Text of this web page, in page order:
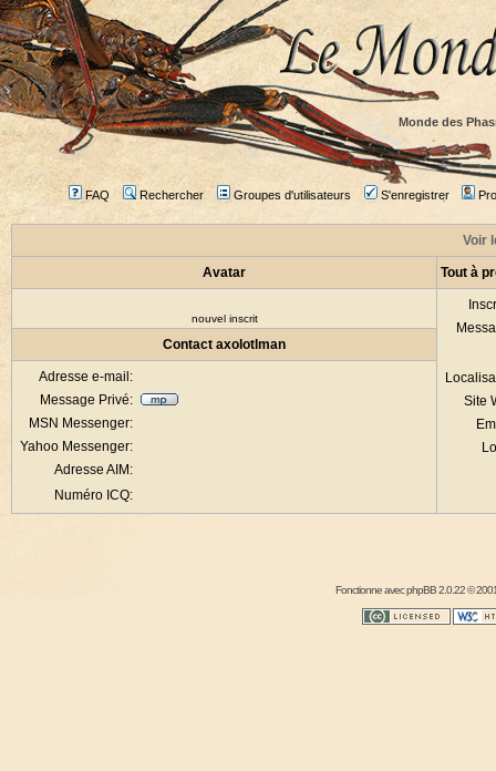
Monde des
FAQ Rechercher Groupes d'utilisateurs S'enregistrer
Voir
Avatar Tout à
nouvel inscrit
Site
Contact axolotlman
Adresse e-mail:
Message Privé:
MSN Messenger:
Yahoo Messenger:
Adresse AIM:
Numéro ICQ:
Fonctionne avecphpBB2.0.22 ©